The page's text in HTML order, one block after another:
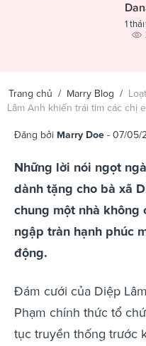
1
Trang chủ / Marry Blog /
Lâm Anh khiến trái tim các chị
Đăng bởi Marry Doe - 07/05/
Những lời nói ngọt
dành tặng cho bà xã
chung một nhà không
ngập tràn hạnh phúc
động.
Đám cưới của Diệp
Phạm chính thức tổ
tục truyền thống trước